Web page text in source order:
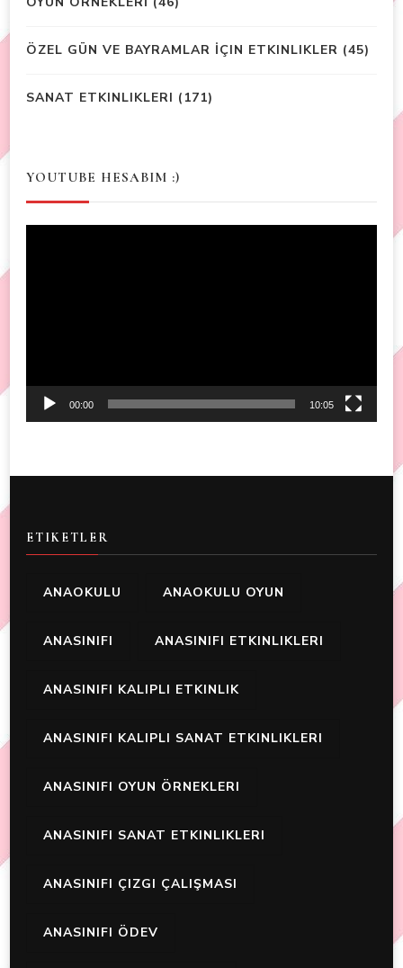
ÖZEL GÜN VE BAYRAMLAR İÇIN ETKINLIKLER (45)
SANAT ETKINLIKLERI (171)
YOUTUBE HESABIM :)
00:00 10:05
ETIKETLER
ANAOKULU ANAOKULU OYUN
ANASINIFI ANASINIFI ETKINLIKLERI
ANASINIFI KALIPLI ETKINLIK
ANASINIFI KALIPLI SANAT ETKINLIKLERI
ANASINIFI OYUN ÖRNEKLERI
ANASINIFI SANAT ETKINLIKLERI
ANASINIFI ÇIZGI ÇALIŞMASI
ANASINIFI ÖDEV